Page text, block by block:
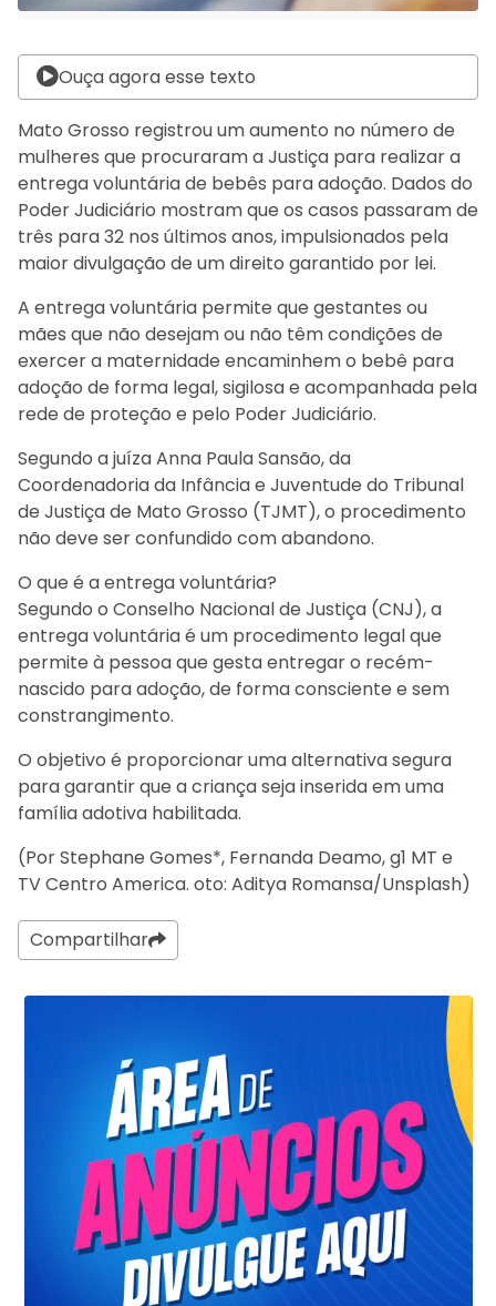
Ouça agora esse texto
Mato Grosso registrou um aumento no número de
mulheres que procuraram a Justiça para realizar a
entrega voluntária de bebês para adoção. Dados do
Poder Judiciário mostram que os casos passaram de
três para 32 nos últimos anos, impulsionados pela
maior divulgação de um direito garantido por lei.
A entrega voluntária permite que gestantes ou
mães que não desejam ou não têm condições de
exercer a maternidade encaminhem o bebê para
adoção de forma legal, sigilosa e acompanhada pela
rede de proteção e pelo Poder Judiciário.
Segundo a juíza Anna Paula Sansão, da
Coordenadoria da Infância e Juventude do Tribunal
de Justiça de Mato Grosso (TJMT), o procedimento
não deve ser confundido com abandono.
O que é a entrega voluntária?
Segundo o Conselho Nacional de Justiça (CNJ), a
entrega voluntária é um procedimento legal que
permite à pessoa que gesta entregar o recém-
nascido para adoção, de forma consciente e sem
constrangimento.
O objetivo é proporcionar uma alternativa segura
para garantir que a criança seja inserida em uma
família adotiva habilitada.
(Por Stephane Gomes*, Fernanda Deamo, g1 MT e
TV Centro America. oto: Aditya Romansa/Unsplash)
Compartilhar